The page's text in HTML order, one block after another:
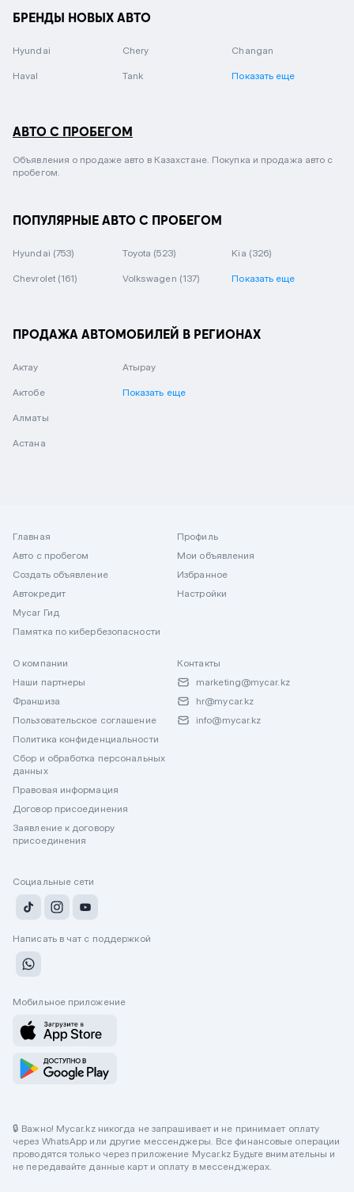
БРЕНДЫ НОВЫХ АВТО
Hyundai Chery Changan
Haval Tank Показать еще
АВТО С ПРОБЕГОМ
Объявления о продаже авто в Казахстане. Покупка и продажа авто с
пробегом.
ПОПУЛЯРНЫЕ АВТО С ПРОБЕГОМ
Hyundai (753) Toyota (523) Kia (326)
Chevrolet (161) Volkswagen (137) Показать еще
ПРОДАЖА АВТОМОБИЛЕЙ В РЕГИОНАХ
Актау
Актобе
Алматы
Астана
Атырау
Показать еще
Главная
Авто с пробегом
Создать объявление
Автокредит
Mycar Гид
Памятка по кибербезопасности
Профиль
Мои объявления
Избранное
Настройки
О компании
Наши партнеры
Франшиза
Пользовательское соглашение
Политика конфиденциальности
Сбор и обработка персональных
данных
Правовая информация
Договор присоединения
Заявление к договору
присоединения
Контакты
marketing@mycar.kz
hr@mycar.kz
info@mycar.kz
Социальные сети
Написать в чат с поддержкой
Мобильное приложение
🔒 Важно! Mycar.kz никогда не запрашивает и не принимает оплату
через WhatsApp или другие мессенджеры. Все финансовые операции
проводятся только через приложение Mycar.kz Будьте внимательны и
не передавайте данные карт и оплату в мессенджерах.